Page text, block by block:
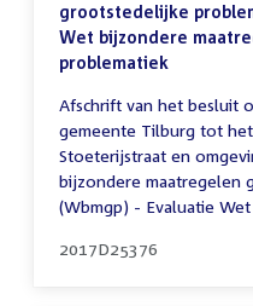
grootstedelijke
Wet bijzondere
problematiek
Afschrift van het besluit
gemeente Tilburg tot
Stoeterijstraat en
bijzondere maatregelen
(Wbmgp) - Evaluatie
2017D25376